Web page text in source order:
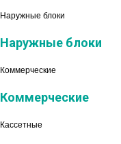
Наружные блоки
Наружные блоки
Коммерческие
Коммерческие
Кассетные